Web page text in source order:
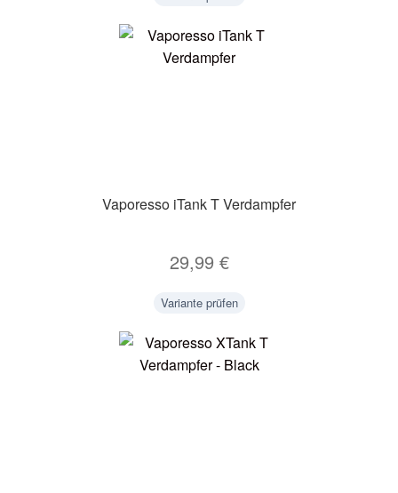
Vaporesso iTank T Verdampfer
29,99 €
Variante prüfen